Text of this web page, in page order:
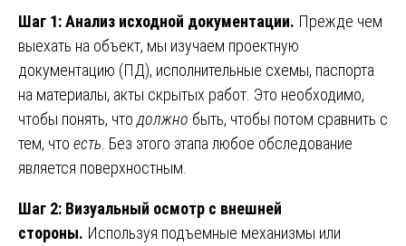
Шаг 1: Анализ исходной документации. Прежде чем
выехать на объект, мы изучаем проектную
документацию (ПД), исполнительные схемы, паспорта
на материалы, акты скрытых работ. Это необходимо,
чтобы понять, что должно быть, чтобы потом сравнить с
тем, что есть . Без этого этапа любое обследование
является поверхностным.
Шаг 2: Визуальный осмотр с внешней
стороны. Используя подъемные механизмы или